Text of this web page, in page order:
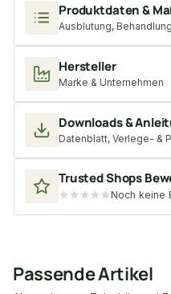
Produktdaten &
Ausblutung,
Hersteller
Marke & Unternehmen
Downloads &
Datenblatt, Verlege- &
Trusted Shops
Noch keine
Passende Artikel